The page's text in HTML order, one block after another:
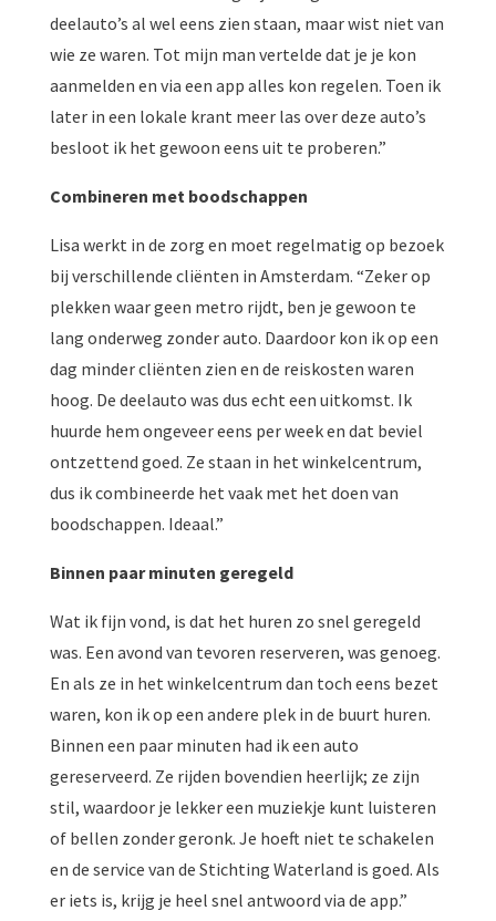
deelauto’s al wel eens zien staan, maar wist niet van
wie ze waren. Tot mijn man vertelde dat je je kon
aanmelden en via een app alles kon regelen. Toen ik
later in een lokale krant meer las over deze auto’s
besloot ik het gewoon eens uit te proberen.”
Combineren met boodschappen
Lisa werkt in de zorg en moet regelmatig op bezoek
bij verschillende cliënten in Amsterdam. “Zeker op
plekken waar geen metro rijdt, ben je gewoon te
lang onderweg zonder auto. Daardoor kon ik op een
dag minder cliënten zien en de reiskosten waren
hoog. De deelauto was dus echt een uitkomst. Ik
huurde hem ongeveer eens per week en dat beviel
ontzettend goed. Ze staan in het winkelcentrum,
dus ik combineerde het vaak met het doen van
boodschappen. Ideaal.”
Binnen paar minuten geregeld
Wat ik fijn vond, is dat het huren zo snel geregeld
was. Een avond van tevoren reserveren, was genoeg.
En als ze in het winkelcentrum dan toch eens bezet
waren, kon ik op een andere plek in de buurt huren.
Binnen een paar minuten had ik een auto
gereserveerd. Ze rijden bovendien heerlijk; ze zijn
stil, waardoor je lekker een muziekje kunt luisteren
of bellen zonder geronk. Je hoeft niet te schakelen
en de service van de Stichting Waterland is goed. Als
er iets is, krijg je heel snel antwoord via de app.”